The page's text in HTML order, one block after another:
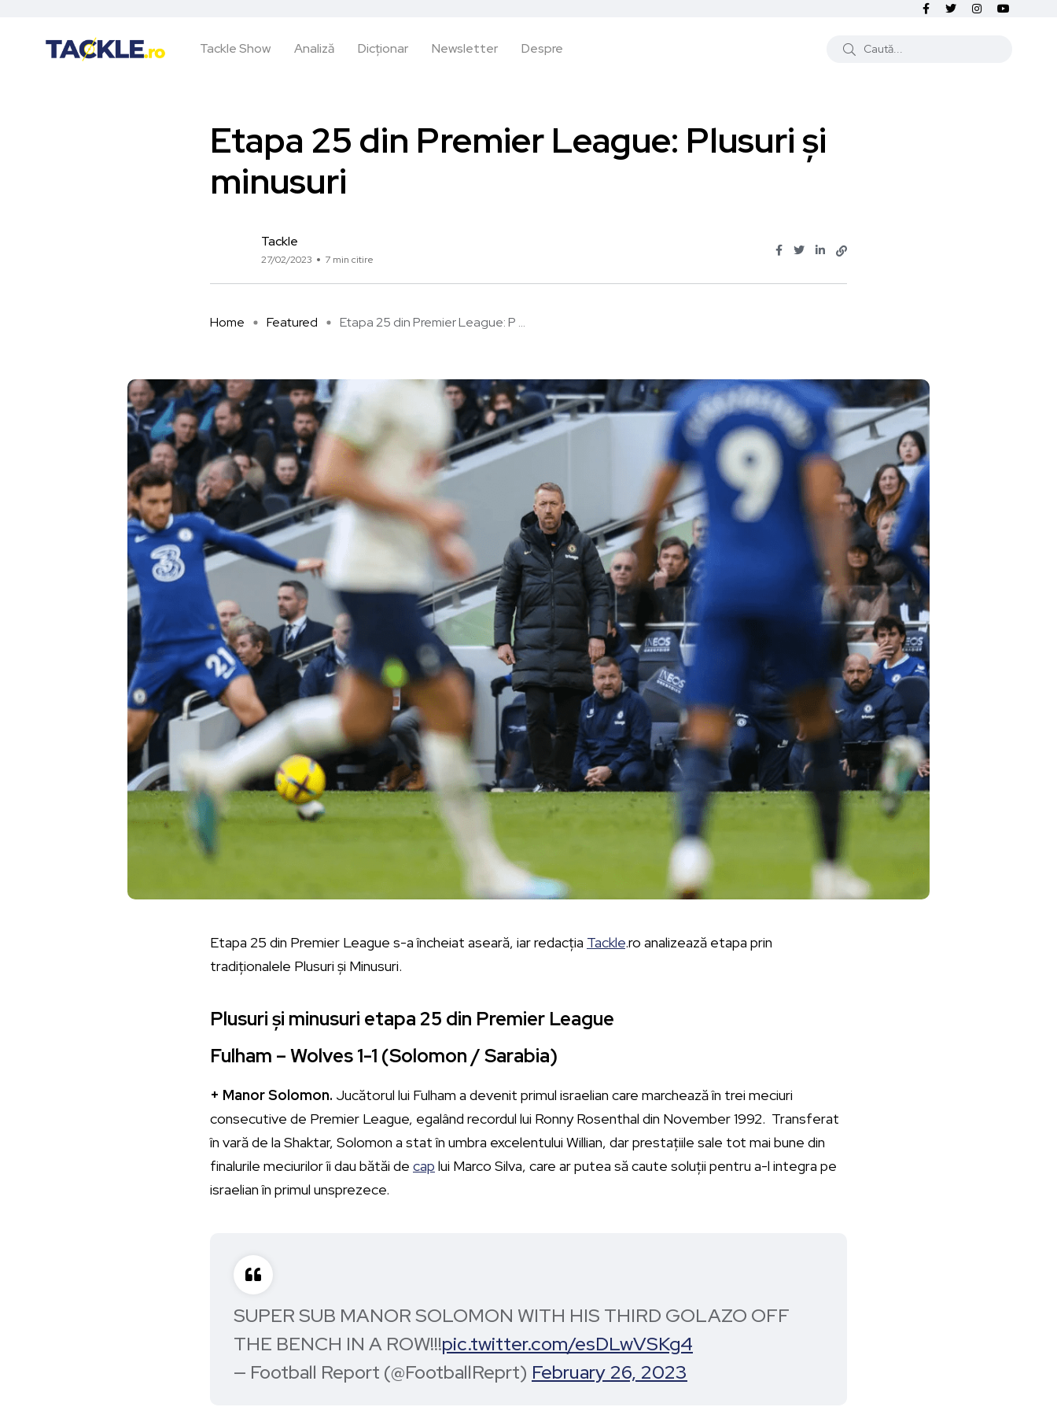
Tackle Show Analiză Dicționar Newsletter Despre
Etapa 25 din Premier League: Plusuri și
minusuri
Tackle
27/02/2023 7 min citire
Home Featured Etapa 25 din Premier League: P ...
Etapa 25 din Premier League s-a încheiat aseară, iar redacția Tackle.ro analizează etapa prin
tradiționalele Plusuri și Minusuri.
Plusuri și minusuri etapa 25 din Premier League
Fulham – Wolves 1-1 (Solomon / Sarabia)
+ Manor Solomon. Jucătorul lui Fulham a devenit primul israelian care marchează în trei meciuri
consecutive de Premier League, egalând recordul lui Ronny Rosenthal din November 1992. Transferat
în vară de la Shaktar, Solomon a stat în umbra excelentului Willian, dar prestațiile sale tot mai bune din
finalurile meciurilor îi dau bătăi de cap lui Marco Silva, care ar putea să caute soluții pentru a-l integra pe
israelian în primul unsprezece.
SUPER SUB MANOR SOLOMON WITH HIS THIRD GOLAZO OFF
THE BENCH IN A ROW!!!pic.twitter.com/esDLwVSKg4
— Football Report (@FootballReprt) February 26, 2023